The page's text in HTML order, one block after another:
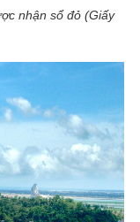
nhận sổ đỏ (Giấy